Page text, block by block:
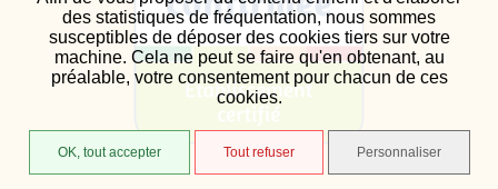
des statistiques de fréquentation, nous sommes
susceptibles de déposer des cookies tiers sur votre
machine. Cela ne peut se faire qu'en obtenant, au
préalable, votre consentement pour chacun de ces
cookies.
OK, tout accepter Tout refuser Personnaliser